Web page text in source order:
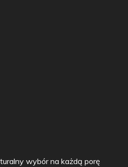
wybór na każdą porę